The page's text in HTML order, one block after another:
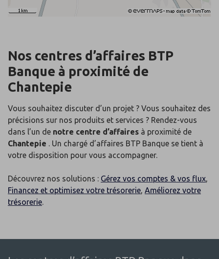
Nos centres d’affaires BTP
Banque à proximité de
Chantepie
Vous souhaitez discuter d’un projet ? Vous souhaitez des
précisions sur nos produits et services ? Rendez-vous
dans l’un de notre centre d’affaires à proximité de
Chantepie . Un chargé d’affaires BTP Banque se tient à
votre disposition pour vous accompagner.
Découvrez nos solutions : Gérez vos comptes & vos flux,
Financez et optimisez votre trésorerie, Améliorez votre
trésorerie.